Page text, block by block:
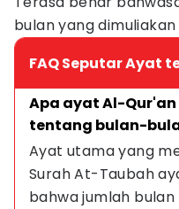
bulan yang
FAQ Seputar Ayat
Apa ayat Al-
tentang bulan-
Ayat utama yang
Surah At-Taubah
bahwa jumlah